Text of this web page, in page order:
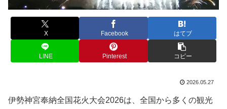
X Facebook はてブ
LINE Pinterest コピー
2026.05.27
伊勢神宮奉納全国花火大会2026は、全国から多くの観光